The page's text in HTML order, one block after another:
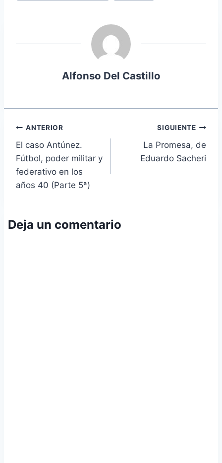
Alfonso Del Castillo
Navegación
de
entradas
ANTERIOR
El caso Antúnez.
Fútbol, poder militar y
federativo en los
años 40 (Parte 5ª)
SIGUIENTE
La Promesa, de
Eduardo Sacheri
Deja un comentario